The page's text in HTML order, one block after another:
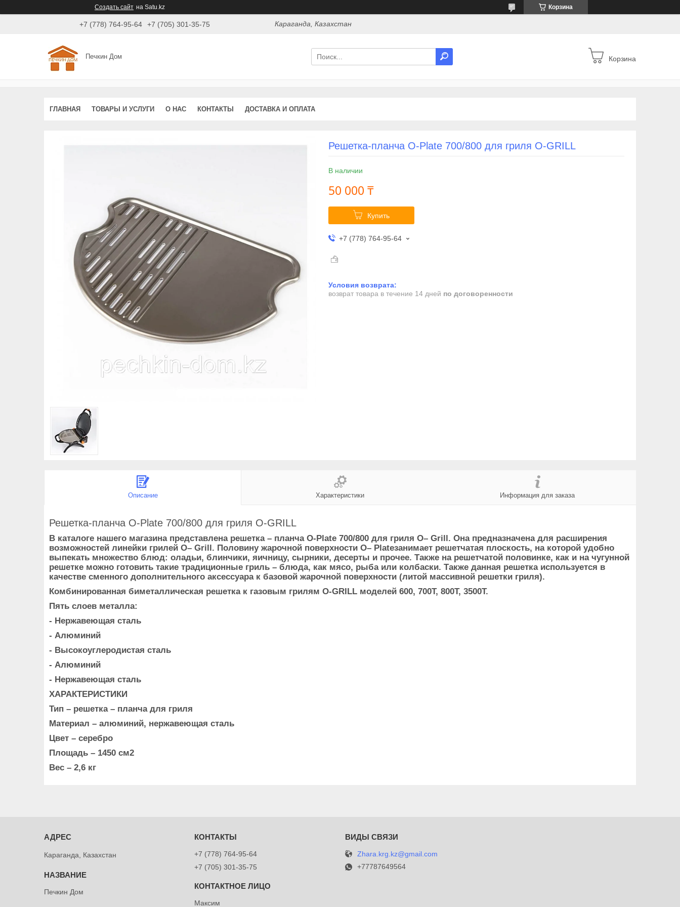
Создать сайт на Satu.kz Корзина
+7 (778) 764-95-64 +7 (705) 301-35-75 Караганда, Казахстан
Печкин Дом Корзина
ГЛАВНАЯ ТОВАРЫ И УСЛУГИ О НАС КОНТАКТЫ ДОСТАВКА И ОПЛАТА
Решетка-планча O-Plate 700/800 для гриля O-GRILL
В наличии
50 000 ₸
Купить
+7 (778) 764-95-64
возврат товара в течение 14 дней по договоренности
Описание Характеристики Информация для заказа
Решетка-планча O-Plate 700/800 для гриля O-GRILL
В каталоге нашего магазина представлена решетка – планча O-Plate 700/800 для гриля O– Grill. Она предназначена для расширения
возможностей линейки грилей O– Grill. Половину жарочной поверхности O– Plateзанимает решетчатая плоскость, на которой удобно
выпекать множество блюд: оладьи, блинчики, яичницу, сырники, десерты и прочее. Также на решетчатой половинке, как и на чугунной
решетке можно готовить такие традиционные гриль – блюда, как мясо, рыба или колбаски. Также данная решетка используется в
качестве сменного дополнительного аксессуара к базовой жарочной поверхности (литой массивной решетки гриля).
Комбинированная биметаллическая решетка к газовым грилям O-GRILL моделей 600, 700T, 800T, 3500T.
Пять слоев металла:
- Нержавеющая сталь
- Алюминий
- Высокоуглеродистая сталь
- Алюминий
- Нержавеющая сталь
ХАРАКТЕРИСТИКИ
Тип – решетка – планча для гриля
Материал – алюминий, нержавеющая сталь
Цвет – серебро
Площадь – 1450 см2
Вес – 2,6 кг
Караганда, Казахстан
Печкин Дом
+7 (778) 764-95-64
+7 (705) 301-35-75
Максим
Zhara.krg.kz@gmail.com
+77787649564